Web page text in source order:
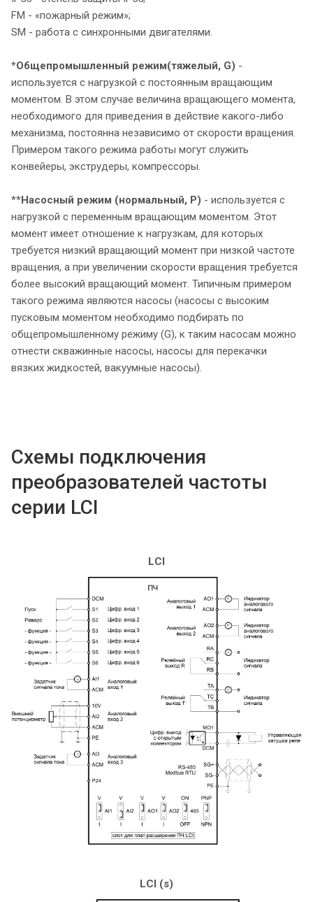
FM - «пожарный режим»;
SM - работа с синхронными двигателями.
*Общепромышленный режим(тяжелый, G) -
используется с нагрузкой с постоянным вращающим
моментом. В этом случае величина вращающего момента,
необходимого для приведения в действие какого-либо
механизма, постоянна независимо от скорости вращения.
Примером такого режима работы могут служить
конвейеры, экструдеры, компрессоры.
**Насосный режим (нормальный, P) - используется с
нагрузкой с переменным вращающим моментом. Этот
момент имеет отношение к нагрузкам, для которых
требуется низкий вращающий момент при низкой частоте
вращения, а при увеличении скорости вращения требуется
более высокий вращающий момент. Типичным примером
такого режима являются насосы (насосы с высоким
пусковым моментом необходимо подбирать по
общепромышленному режиму (G), к таким насосам можно
отнести скважинные насосы, насосы для перекачки
вязких жидкостей, вакуумные насосы).
Схемы подключения
преобразователей частоты
серии LCI
LCI
LCI (s)